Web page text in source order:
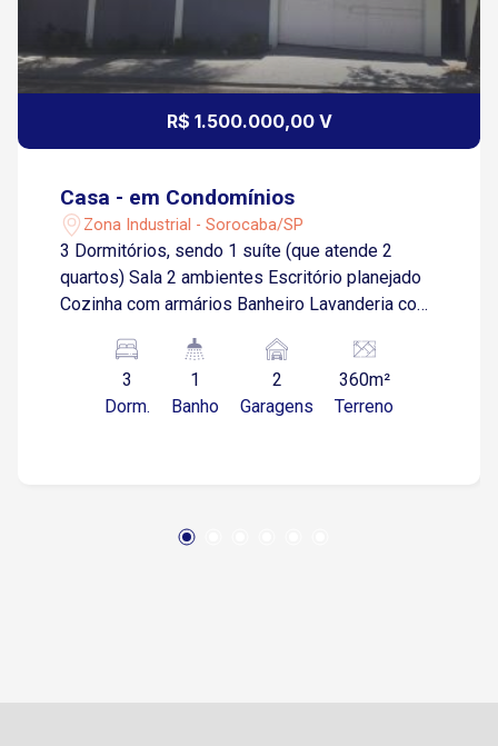
R$ 1.500.000,00 V
Casa - em Condomínios
Zona Industrial - Sorocaba/SP
3 Dormitórios, sendo 1 suíte (que atende 2
quartos) Sala 2 ambientes Escritório planejado
Cozinha com armários Banheiro Lavanderia com
aquecida * Todos os dormitórios com porta
balcão com saída para um corredor! Estuda
permuta por apartamento de menor valor!
3
Dorm.
1
Banho
2
Garagens
360m²
Terreno